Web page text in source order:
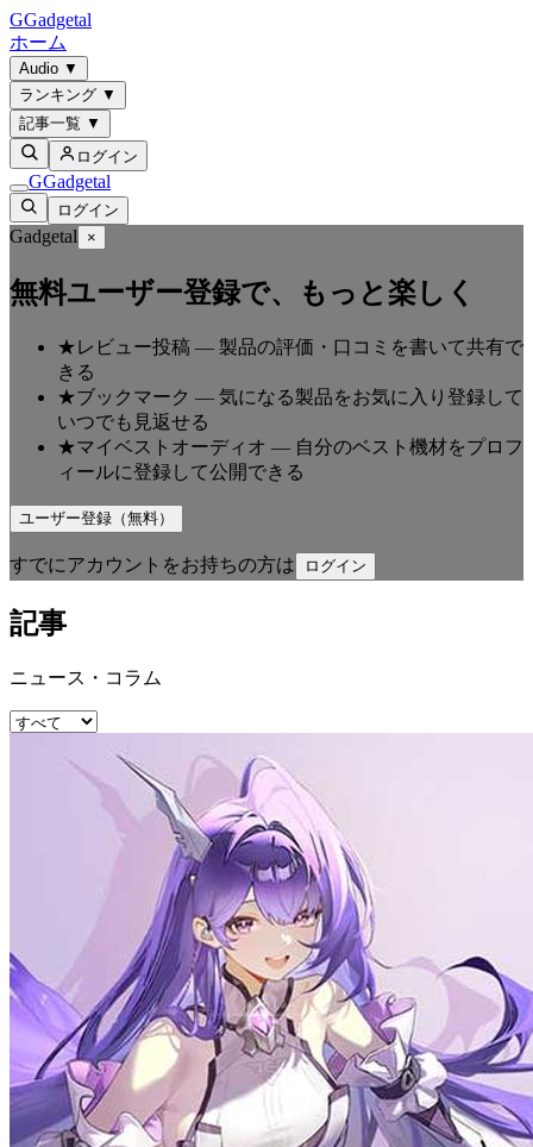
GGadgetal
ホーム
Audio ▼
ランキング ▼
記事一覧 ▼
ログイン
GGadgetal
ログイン
Gadgetal ×
無料ユーザー登録で、もっと楽しく
★レビュー投稿 — 製品の評価・口コミを書いて共有で
きる
★ブックマーク — 気になる製品をお気に入り登録して
いつでも見返せる
★マイベストオーディオ — 自分のベスト機材をプロフ
ィールに登録して公開できる
ユーザー登録（無料）
すでにアカウントをお持ちの方は ログイン
記事
ニュース・コラム